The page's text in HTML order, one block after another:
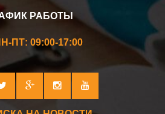
РАБОТЫ
ПТ: 09:00-17:00